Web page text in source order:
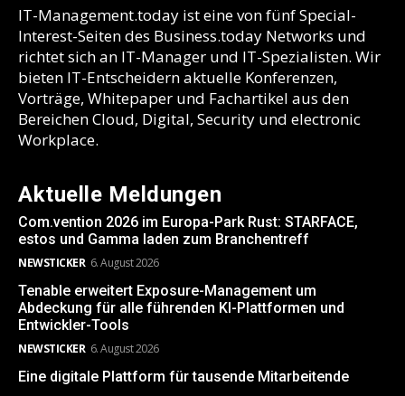
IT-Management.today ist eine von fünf Special-
Interest-Seiten des Business.today Networks und
richtet sich an IT-Manager und IT-Spezialisten. Wir
bieten IT-Entscheidern aktuelle Konferenzen,
Vorträge, Whitepaper und Fachartikel aus den
Bereichen Cloud, Digital, Security und electronic
Workplace.
Aktuelle Meldungen
Com.vention 2026 im Europa-Park Rust: STARFACE,
estos und Gamma laden zum Branchentreff
NEWSTICKER 6. August 2026
Tenable erweitert Exposure-Management um
Abdeckung für alle führenden KI-Plattformen und
Entwickler-Tools
NEWSTICKER 6. August 2026
Eine digitale Plattform für tausende Mitarbeitende